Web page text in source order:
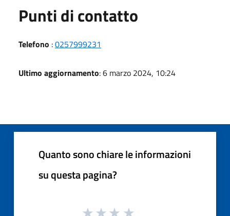
Punti di contatto
Telefono :0257999231
Ultimo aggiornamento: 6 marzo 2024, 10:24
Quanto sono chiare le informazioni
su questa pagina?